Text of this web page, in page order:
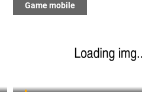
Game mobile